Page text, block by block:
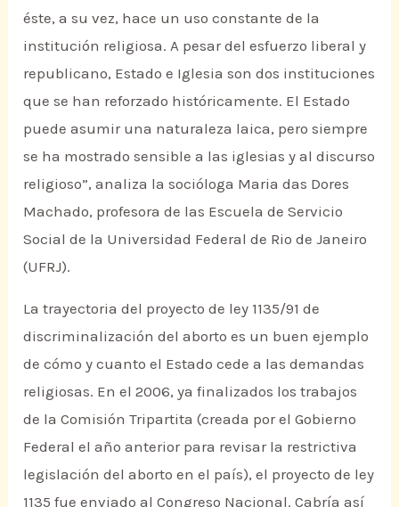
éste, a su vez, hace un uso constante de la
institución religiosa. A pesar del esfuerzo liberal y
republicano, Estado e Iglesia son dos instituciones
que se han reforzado históricamente. El Estado
puede asumir una naturaleza laica, pero siempre
se ha mostrado sensible a las iglesias y al discurso
religioso”, analiza la socióloga Maria das Dores
Machado, profesora de las Escuela de Servicio
Social de la Universidad Federal de Rio de Janeiro
(UFRJ).
La trayectoria del proyecto de ley 1135/91 de
discriminalización del aborto es un buen ejemplo
de cómo y cuanto el Estado cede a las demandas
religiosas. En el 2006, ya finalizados los trabajos
de la Comisión Tripartita (creada por el Gobierno
Federal el año anterior para revisar la restrictiva
legislación del aborto en el país), el proyecto de ley
1135 fue enviado al Congreso Nacional. Cabría así